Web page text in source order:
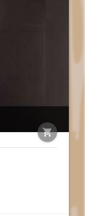
shopping_cart